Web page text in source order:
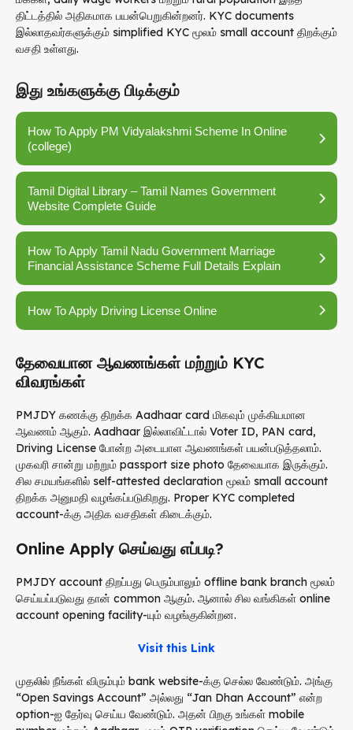
திட்டத்தில் அதிகமாக பயன்பெறுகின்றனர். KYC documents
இல்லாதவர்களுக்கும் simplified KYC மூலம் small account திறக்கும்
வசதி உள்ளது.
இது உங்களுக்கு பிடிக்கும்
How To Apply PM Vidyalakshmi Scheme In Online
(college)
Tamil Digital Library – Tamil Names Government
Website Complete Guide
How To Apply Tamil Nadu Government Marriage
Financial Assistance Scheme Full Details Explain
How To Apply Driving License Online
தேவையான ஆவணங்கள் மற்றும் KYC
விவரங்கள்
PMJDY கணக்கு திறக்க Aadhaar card மிகவும் முக்கியமான
ஆவணம் ஆகும். Aadhaar இல்லாவிட்டால் Voter ID, PAN card,
Driving License போன்ற அடையாள ஆவணங்கள் பயன்படுத்தலாம்.
முகவரி சான்று மற்றும் passport size photo தேவையாக இருக்கும்.
சில சமயங்களில் self-attested declaration மூலம் small account
திறக்க அனுமதி வழங்கப்படுகிறது. Proper KYC completed
account-க்கு அதிக வசதிகள் கிடைக்கும்.
Online Apply செய்வது எப்படி?
PMJDY account திறப்பது பெரும்பாலும் offline bank branch மூலம்
செய்யப்படுவது தான் common ஆகும். ஆனால் சில வங்கிகள் online
account opening facility-யும் வழங்குகின்றன.
Visit this Link
முதலில் நீங்கள் விரும்பும் bank website-க்கு செல்ல வேண்டும். அங்கு
“Open Savings Account” அல்லது “Jan Dhan Account” என்ற
option-ஐ தேர்வு செய்ய வேண்டும். அதன் பிறகு உங்கள் mobile